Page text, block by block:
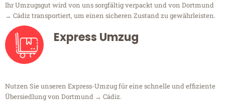
Ihr Umzugsgut wird von uns sorgfältig verpackt und von Dortmund
→ Cádiz transportiert, um einen sicheren Zustand zu gewährleisten.
Express Umzug
Nutzen Sie unseren Express-Umzug für eine schnelle und effiziente
Übersiedlung von Dortmund → Cádiz.